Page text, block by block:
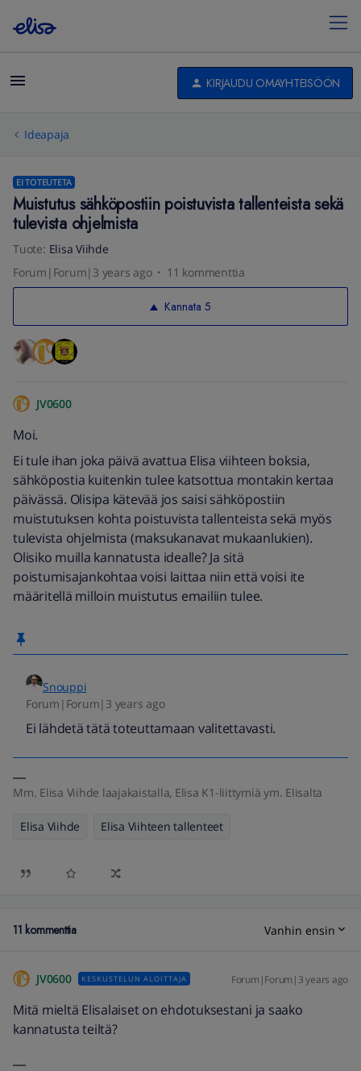
KIRJAUDU OMAYHTEISÖÖN
Ideapaja
EI TOTEUTETA
Muistutus sähköpostiin poistuvista tallenteista sekä
tulevista ohjelmista
Tuote: Elisa Viihde
Forum|Forum|3 years ago
11 kommenttia
Kannata 5
JV0600
Moi.
Ei tule ihan joka päivä avattua Elisa viihteen boksia,
sähköpostia kuitenkin tulee katsottua montakin kertaa
päivässä. Olisipa kätevää jos saisi sähköpostiin
muistutuksen kohta poistuvista tallenteista sekä myös
tulevista ohjelmista (maksukanavat mukaanlukien).
Olisiko muilla kannatusta idealle? Ja sitä
poistumisajankohtaa voisi laittaa niin että voisi ite
määritellä milloin muistutus emailiin tulee.
Snouppi
Forum|Forum|3 years ago
Ei lähdetä tätä toteuttamaan valitettavasti.
Mm. Elisa Viihde laajakaistalla, Elisa K1-liittymiä ym. Elisalta
Elisa Viihde Elisa Viihteen tallenteet
11 kommenttia Vanhin ensin
JV0600 KESKUSTELUN ALOITTAJA Forum|Forum|3 years ago
Mitä mieltä Elisalaiset on ehdotuksestani ja saako
kannatusta teiltä?